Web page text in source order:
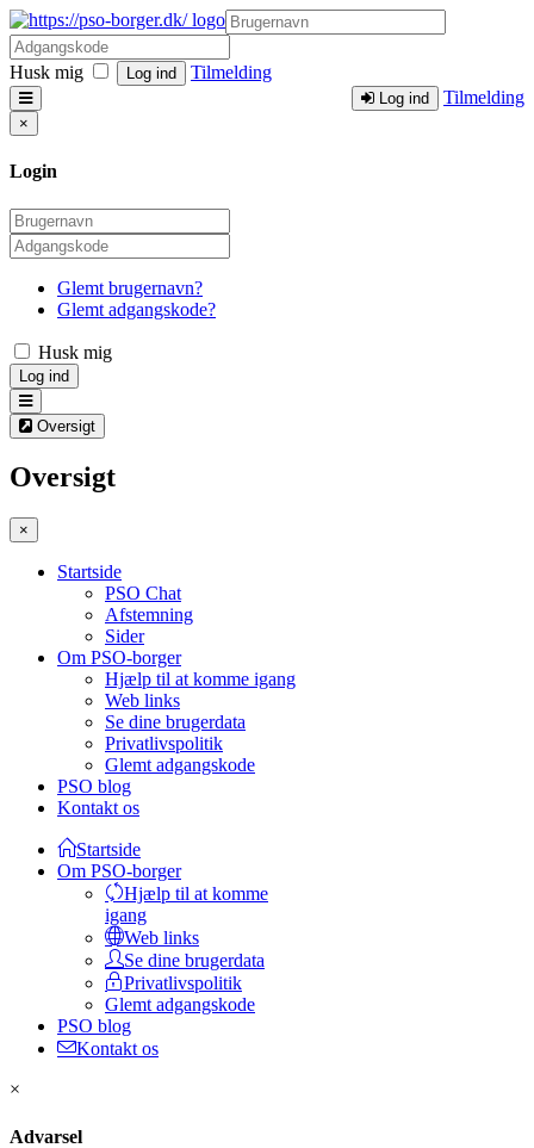
Husk mig Log ind Tilmelding
Log ind Tilmelding
×
Login
Glemt brugernavn?
Glemt adgangskode?
Husk mig
Log ind
Oversigt
Oversigt
×
Startside
PSO Chat
Afstemning
Sider
Om PSO-borger
Hjælp til at komme igang
Web links
Se dine brugerdata
Privatlivspolitik
Glemt adgangskode
PSO blog
Kontakt os
Startside
Om PSO-borger
Hjælp til at komme
igang
Web links
Se dine brugerdata
Privatlivspolitik
Glemt adgangskode
PSO blog
Kontakt os
×
Advarsel